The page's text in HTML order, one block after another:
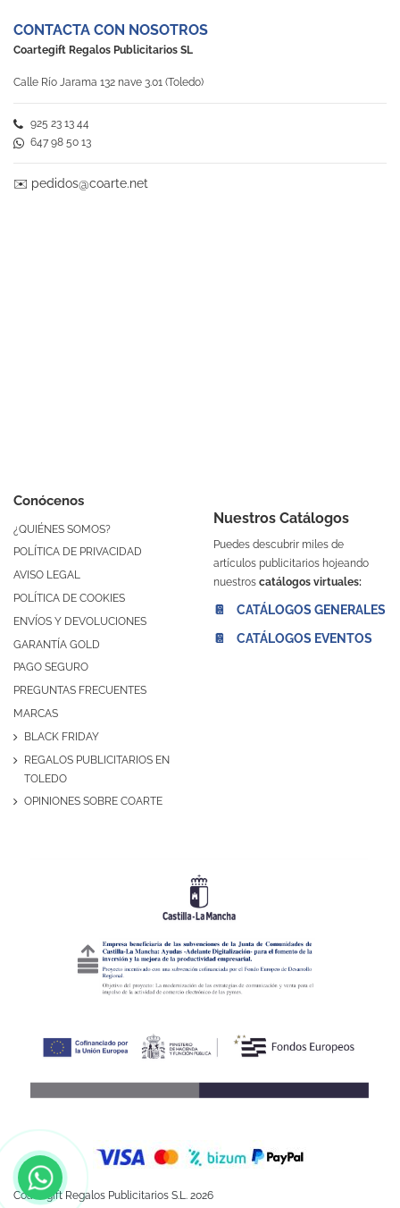
Conócenos
¿QUIÉNES SOMOS?
POLÍTICA DE PRIVACIDAD
AVISO LEGAL
POLÍTICA DE COOKIES
ENVÍOS Y DEVOLUCIONES
GARANTÍA GOLD
PAGO SEGURO
PREGUNTAS FRECUENTES
MARCAS
BLACK FRIDAY
REGALOS PUBLICITARIOS EN
TOLEDO
OPINIONES SOBRE COARTE
Nuestros Catálogos
Puedes descubrir miles de
artículos publicitarios hojeando
nuestros catálogos virtuales:
📔 CATÁLOGOS GENERALES
📔 CATÁLOGOS EVENTOS
CONTACTA CON NOSOTROS
Coartegift Regalos Publicitarios SL
Calle Río Jarama 132 nave 3.01 (Toledo)
925 23 13 44
647 98 50 13
✉️ pedidos@coarte.net
Coartegift Regalos Publicitarios S.L. 2026